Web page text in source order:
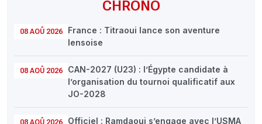
CHRONO
08 AOÛ 2026
France : Titraoui lance son aventure
lensoise
08 AOÛ 2026
CAN-2027 (U23) : l’Égypte candidate à
l’organisation du tournoi qualificatif aux
JO-2028
Officiel : Ramdaoui s’engage avec l’USMA